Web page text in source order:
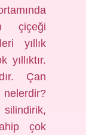
çiçeği
yıllık
yıllıktır.
Çan
çok